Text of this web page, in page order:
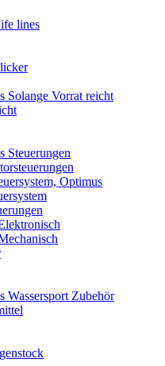
lines
Solange Vorrat reicht
Steuerungen
Optimus
Wassersport Zubehör